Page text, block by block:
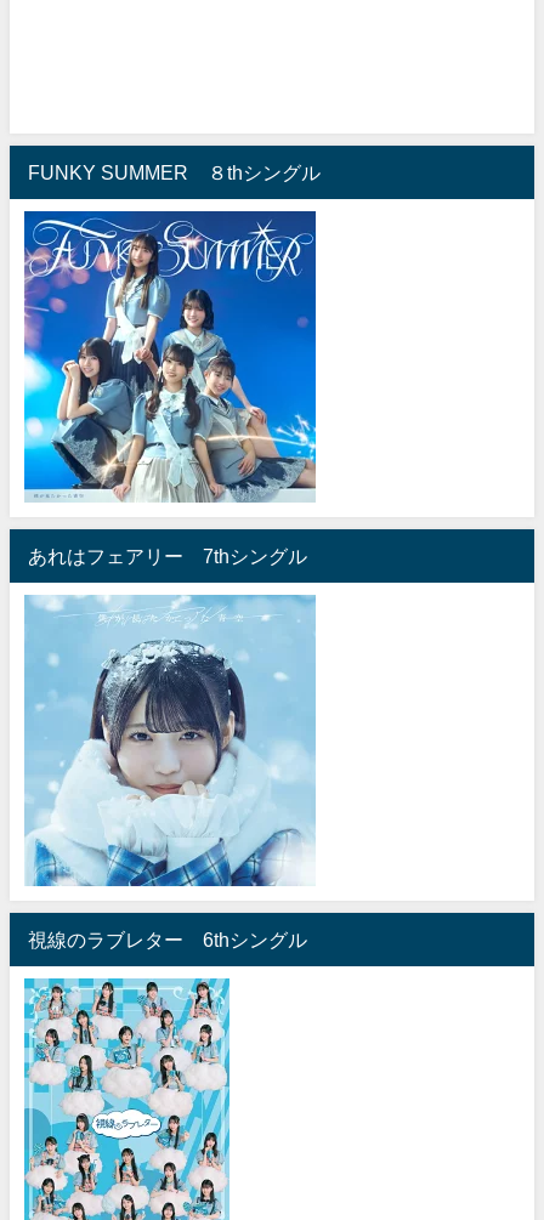
FUNKY SUMMER ８thシングル
あれはフェアリー 7thシングル
視線のラブレター 6thシングル